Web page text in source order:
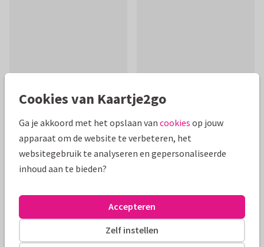
Productinformatie
Feliciteer het pasgetrouwde stel met dit strakke
minimalistische kaartje! Met trendy kleuren en een klein
Alle kaarten zijn helemaal naar wens aan te passen
Felicitatiekaarten Tirza Getrouwd Geregistreerd
Cookies van Kaartje2go
Ga je akkoord met het opslaan van cookies op jouw
apparaat om de website te verbeteren, het
websitegebruik te analyseren en gepersonaliseerde
inhoud aan te bieden?
Zelf instellen
Accepteren